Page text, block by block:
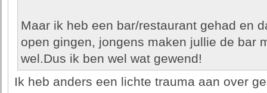
Maar ik heb een bar/restaurant gehad en
open gingen, jongens maken jullie de bar
wel.Dus ik ben wel wat gewend!
Ik heb anders een lichte trauma aan over